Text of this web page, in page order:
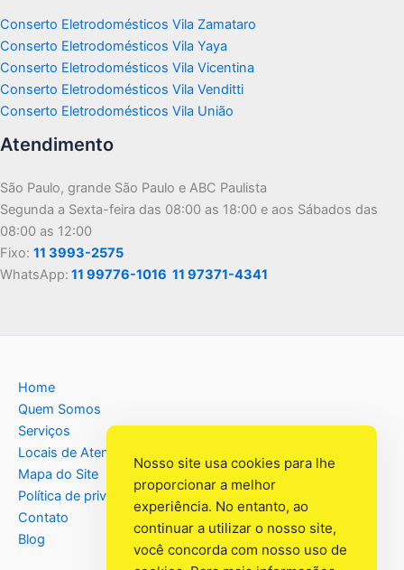
Conserto Eletrodomésticos Vila Zamataro
Conserto Eletrodomésticos Vila Yaya
Conserto Eletrodomésticos Vila Vicentina
Conserto Eletrodomésticos Vila Venditti
Conserto Eletrodomésticos Vila União
Atendimento
São Paulo, grande São Paulo e ABC Paulista
Segunda a Sexta-feira das 08:00 as 18:00 e aos Sábados das
08:00 as 12:00
Fixo: 11 3993-2575
WhatsApp: 11 99776-1016 11 97371-4341
Home
Quem Somos
Serviços
Locais de Atendimento
Mapa do Site
Política de privacidade
Contato
Blog
Nosso site usa cookies para lhe
proporcionar a melhor
experiência. No entanto, ao
continuar a utilizar o nosso site,
você concorda com nosso uso de